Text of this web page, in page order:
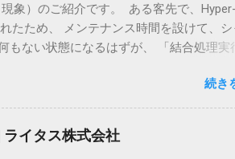
message a few days back after I had
to fix some other issues. Firefoxの起
行ったときに出ることがあります。実際
Help button and select Restart with
you may need to disable some problem-
象）のご紹介です。 ある客先で、
たため、 メンテナンス時間を設けて、
もない状態になるはずが、 「結合処理実
などを取得している場合、 差分ディスク
というものが生成されます。 差分ディ
ナップショットが 取得されるまでの差分
仮想マシンが停止した段階で、 差分ディ
続き
イタス株式会社